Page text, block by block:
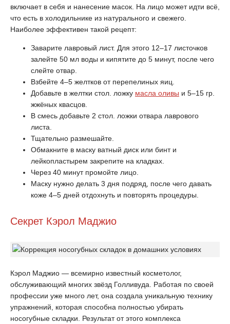
включает в себя и нанесение масок. На лицо может идти всё,
что есть в холодильнике из натурального и свежего.
Наиболее эффективен такой рецепт:
Заварите лавровый лист. Для этого 12–17 листочков
залейте 50 мл воды и кипятите до 5 минут, после чего
слейте отвар.
Взбейте 4–5 желтков от перепелиных яиц.
Добавьте в желтки стол. ложку масла оливы и 5–15 гр.
жжёных квасцов.
В смесь добавьте 2 стол. ложки отвара лаврового
листа.
Тщательно размешайте.
Обмакните в маску ватный диск или бинт и
лейкопластырем закрепите на кладках.
Через 40 минут промойте лицо.
Маску нужно делать 3 дня подряд, после чего давать
коже 4–5 дней отдохнуть и повторять процедуры.
Секрет Кэрол Маджио
Кэрол Маджио — всемирно известный косметолог,
обслуживающий многих звёзд Голливуда. Работая по своей
профессии уже много лет, она создала уникальную технику
упражнений, которая способна полностью убирать
носогубные складки. Результат от этого комплекса